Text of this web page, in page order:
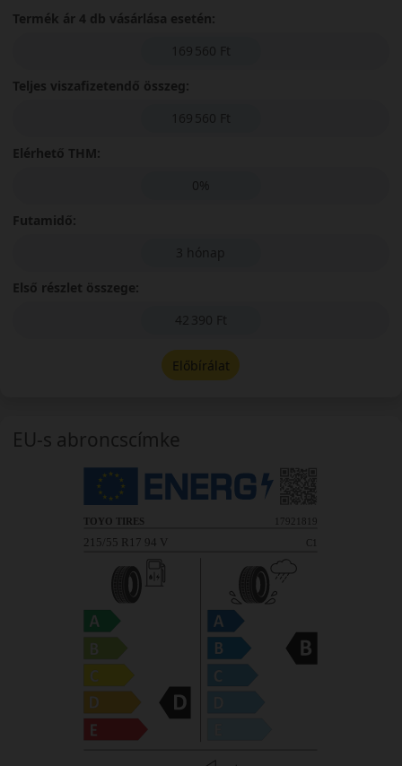
Termék ár 4 db vásárlása esetén:
169 560 Ft
Teljes viszafizetendő összeg:
169 560 Ft
Elérhető THM:
0%
Futamidő:
3 hónap
Első részlet összege:
42 390 Ft
Előbírálat
EU-s abroncscímke